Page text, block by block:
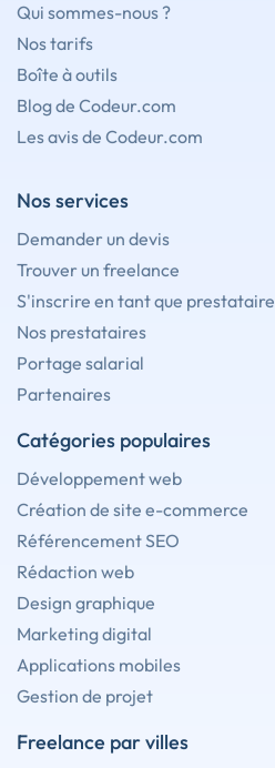
Qui sommes-nous ?
Nos tarifs
Boîte à outils
Blog de Codeur.com
Les avis de Codeur.com
Nos services
Demander un devis
Trouver un freelance
S'inscrire en tant que prestataire
Nos prestataires
Portage salarial
Partenaires
Catégories populaires
Développement web
Création de site e-commerce
Référencement SEO
Rédaction web
Design graphique
Marketing digital
Applications mobiles
Gestion de projet
Freelance par villes